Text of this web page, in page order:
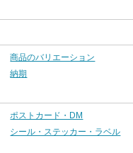
商品のバリエーション
納期
ポストカード・DM
シール・ステッカー・ラベル